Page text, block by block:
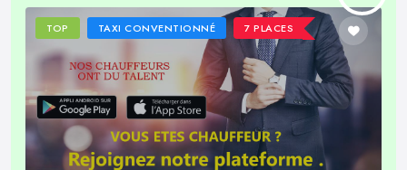
TOP TAXI CONVENTIONNÉ 7 PLACES